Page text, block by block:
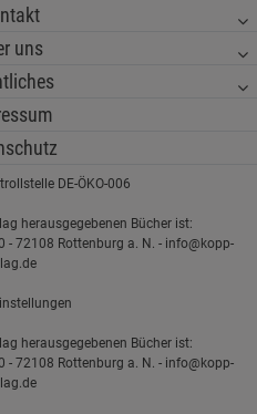
uns
DE-ÖKO-006
herausgegebenen Bücher ist:
- 72108 Rottenburg a. N. - info@kopp-
herausgegebenen Bücher ist:
- 72108 Rottenburg a. N. - info@kopp-